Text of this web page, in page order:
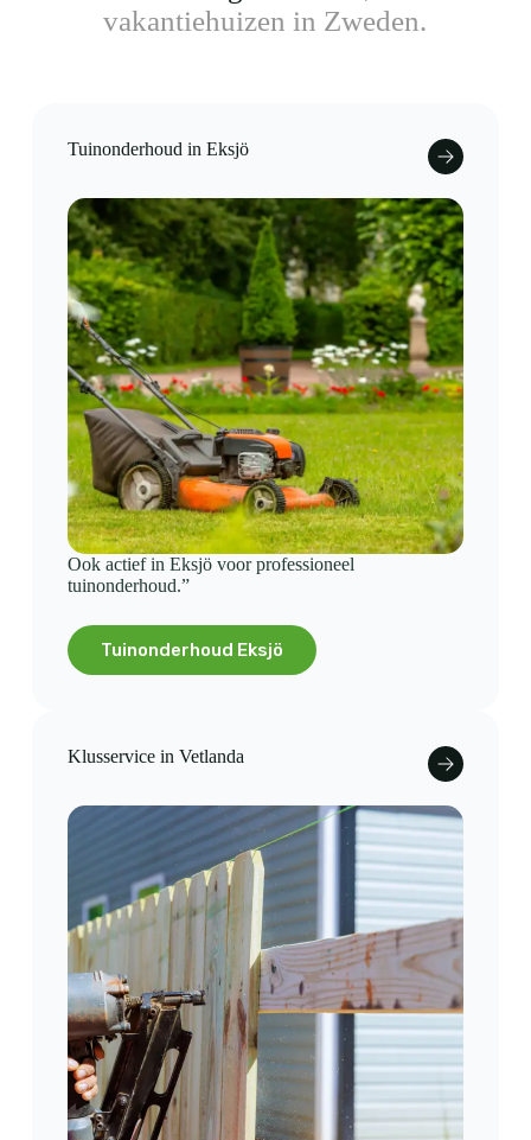
vakantiehuizen in Zweden.
Tuinonderhoud in Eksjö
Ook actief in Eksjö voor professioneel
tuinonderhoud.”
Tuinonderhoud Eksjö
Klusservice in Vetlanda